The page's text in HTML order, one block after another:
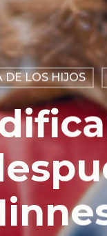
DE LOS HIJOS